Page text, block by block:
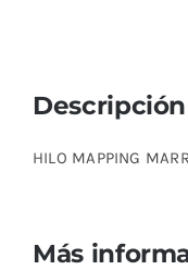
Descripción
HILO MAPPING
Más